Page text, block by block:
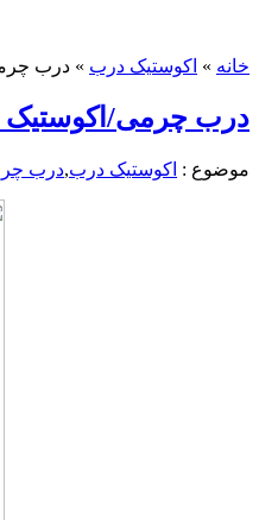
خانه » اکوستیک درب » درب
درب چرمی/
موضوع : اکوستیک درب,درب